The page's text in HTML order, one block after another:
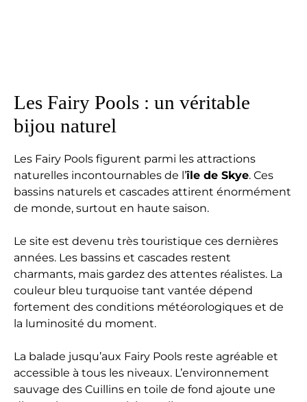
Les Fairy Pools : un véritable
bijou naturel
Les Fairy Pools figurent parmi les attractions
naturelles incontournables de l’île de Skye. Ces
bassins naturels et cascades attirent énormément
de monde, surtout en haute saison.
Le site est devenu très touristique ces dernières
années. Les bassins et cascades restent
charmants, mais gardez des attentes réalistes. La
couleur bleu turquoise tant vantée dépend
fortement des conditions météorologiques et de
la luminosité du moment.
La balade jusqu’aux Fairy Pools reste agréable et
accessible à tous les niveaux. L’environnement
sauvage des Cuillins en toile de fond ajoute une